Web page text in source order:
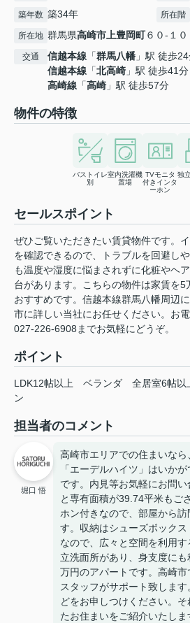
築年数 築34年 所在階
所在地 群馬県高崎市上豊岡町６０-１０
交通 信越本線 「群馬八幡 」駅 徒歩
信越本線 「北高崎 」駅 徒歩41分
高崎線 「高崎 」駅 徒歩57分
物件の特徴
バストイレ
別
室内洗濯機
置場
TVモニタ
付きインタ
ーホン
独
セールスポイント
ぜひご覧いただきたい賃貸物件です。
を確認できるので、トラブルを回避し
も温度や湿度に悩まされずに化粧やヘ
台があります。こちらの物件は家賃を5
おすすめです。信越本線群馬八幡周辺
市に詳しい当社にお任せください。お
027-226-6908までお気軽にどうぞ。
ポイント
LDK12帖以上 ベランダ 全居室6帖以
ン
担当者のコメント
堀口 悟
高崎市エリアでの住まいな
「エーデルハイツ」はいか
です。内見等お気軽にお問
と専有面積が39.74平米もご
ホン付きなので、部屋から訪
す。収納はシューズボック
なので、広々と空間を利用
立洗面所があり、身支度に
万円のアパートです。高崎
スタッフがサポート致しま
どをお申しつけください。
たお住まいをご紹介いたしま